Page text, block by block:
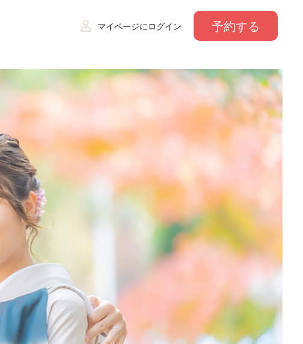
マイページにログイン 予約する